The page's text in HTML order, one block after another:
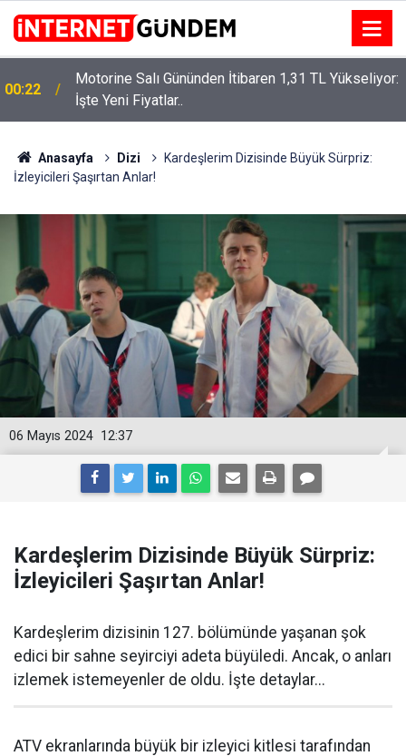
00:22
Motorine Salı Gününden İtibaren 1,31 TL Yükseliyor:
İşte Yeni Fiyatlar..
Anasayfa Dizi
Kardeşlerim Dizisinde Büyük Sürpriz:
İzleyicileri Şaşırtan Anlar!
12:37
06 Mayıs 2024
Kardeşlerim Dizisinde Büyük Sürpriz:
İzleyicileri Şaşırtan Anlar!
Kardeşlerim dizisinin 127. bölümünde yaşanan şok
edici bir sahne seyirciyi adeta büyüledi. Ancak, o anları
izlemek istemeyenler de oldu. İşte detaylar...
ATV ekranlarında büyük bir izleyici kitlesi tarafından